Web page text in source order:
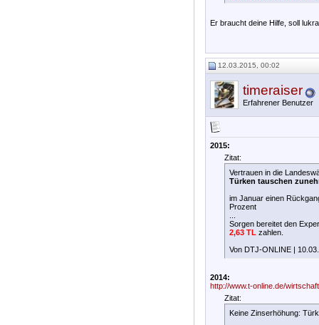
Er braucht deine Hilfe, soll
12.03.2015, 00:02
timeraiser
Erfahrener Benutzer
2015:
Zitat:
Vertrauen in die
Türken tauschen
im Januar einen
Prozent
Sorgen bereitet den
2,63 TL zahlen.
Von DTJ-ONLINE |
2014:
http://www.t-online.de/
Zitat:
Keine Zinserhöhung: